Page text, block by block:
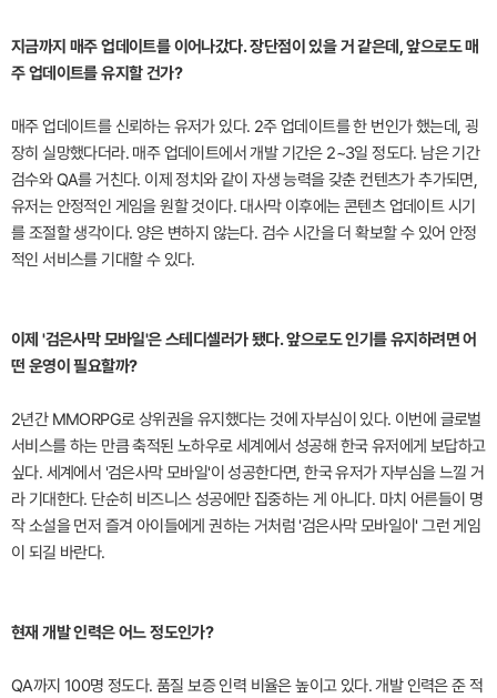
지금까지 매주 업데이트를 이어나갔다. 장단점이 있을 거 같은데, 앞으로도 매
주 업데이트를 유지할 건가?
매주 업데이트를 신뢰하는 유저가 있다. 2주 업데이트를 한 번인가 했는데, 굉
장히 실망했다더라. 매주 업데이트에서 개발 기간은 2~3일 정도다. 남은 기간
검수와 QA를 거친다. 이제 정치와 같이 자생 능력을 갖춘 컨텐츠가 추가되면,
유저는 안정적인 게임을 원할 것이다. 대사막 이후에는 콘텐츠 업데이트 시기
를 조절할 생각이다. 양은 변하지 않는다. 검수 시간을 더 확보할 수 있어 안정
적인 서비스를 기대할 수 있다.
이제 '검은사막 모바일'은 스테디셀러가 됐다. 앞으로도 인기를 유지하려면 어
떤 운영이 필요할까?
2년간 MMORPG로 상위권을 유지했다는 것에 자부심이 있다. 이번에 글로벌
서비스를 하는 만큼 축적된 노하우로 세계에서 성공해 한국 유저에게 보답하고
싶다. 세계에서 '검은사막 모바일'이 성공한다면, 한국 유저가 자부심을 느낄 거
라 기대한다. 단순히 비즈니스 성공에만 집중하는 게 아니다. 마치 어른들이 명
작 소설을 먼저 즐겨 아이들에게 권하는 거처럼 '검은사막 모바일이' 그런 게임
이 되길 바란다.
현재 개발 인력은 어느 정도인가?
QA까지 100명 정도다. 품질 보증 인력 비율은 높이고 있다. 개발 인력은 준 적